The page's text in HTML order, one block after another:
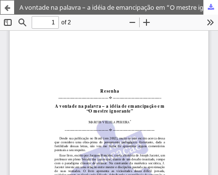
A vontade na palavra – a idéia de emancipação em “O mestre ignorante”